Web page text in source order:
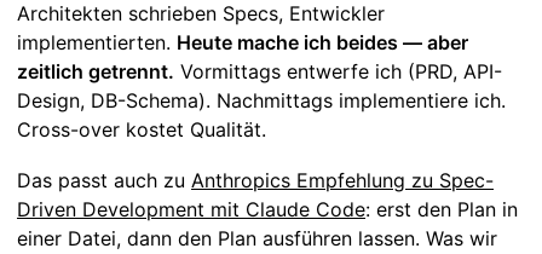
Architekten schrieben Specs, Entwickler
implementierten. Heute mache ich beides — aber
zeitlich getrennt. Vormittags entwerfe ich (PRD, API-
Design, DB-Schema). Nachmittags implementiere ich.
Cross-over kostet Qualität.
Das passt auch zu Anthropics Empfehlung zu Spec-
Driven Development mit Claude Code: erst den Plan in
einer Datei, dann den Plan ausführen lassen. Was wir